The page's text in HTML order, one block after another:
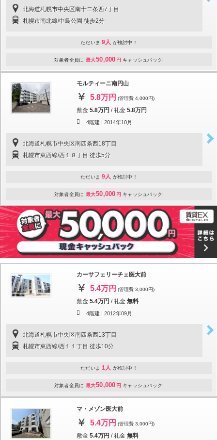
北海道札幌市中央区南十二条西7丁目
札幌市南北線/中島公園 徒歩2分
ただいま 9人 が検討中！
対象者全員に 最大50,000 円 キャッシュバック!
モルティーニ南円山
5.8万円 (管理費 4,000円)
敷金 5.8万円 /礼金 5.8万円
4階建 | 2014年10月
北海道札幌市中央区南四条西18丁目
札幌市東西線/西１８丁目 徒歩5分
ただいま 9人 が検討中！
対象者全員に 最大50,000 円 キャッシュバック!
カーサフェリーチェ医大前
5.4万円 (管理費 3,000円)
敷金 5.4万円 /礼金 無料
4階建 | 2012年09月
北海道札幌市中央区南四条西13丁目
札幌市東西線/西１１丁目 徒歩10分
ただいま 1人 が検討中！
対象者全員に 最大50,000 円 キャッシュバック!
マ・メゾン医大前
5.4万円 (管理費 3,000円)
敷金 5.4万円 /礼金 無料